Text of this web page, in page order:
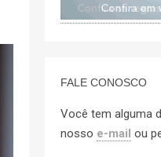
FALE CONOSCO
Você tem alguma
nosso e-mail ou